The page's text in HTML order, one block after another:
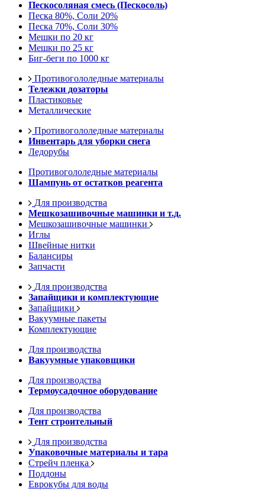
Пескосоляная смесь (Пескосоль)
Песка 80%, Соли 20%
Песка 70%, Соли 30%
Мешки по 20 кг
Мешки по 25 кг
Биг-беги по 1000 кг
Противогололедные материалы
Тележки дозаторы
Пластиковые
Металлические
Противогололедные материалы
Инвентарь для уборки снега
Ледорубы
Противогололедные материалы
Шампунь от остатков реагента
Для производства
Мешкозашивочные машинки и т.д.
Мешкозашивочные машинки
Иглы
Швейные нитки
Балансиры
Запчасти
Для производства
Запайщики и комплектующие
Запайщики
Вакуумные пакеты
Комплектующие
Для производства
Вакуумные упаковщики
Для производства
Термоусадочное оборудование
Для производства
Тент строительный
Для производства
Упаковочные материалы и тара
Стрейч пленка
Поддоны
Еврокубы для воды